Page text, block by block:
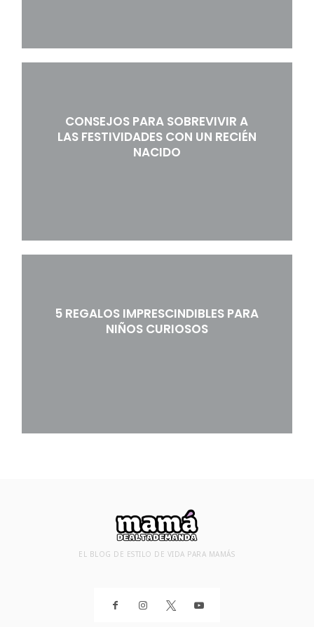
CONSEJOS PARA SOBREVIVIR A
LAS FESTIVIDADES CON UN RECIÉN
NACIDO
5 REGALOS IMPRESCINDIBLES PARA
NIÑOS CURIOSOS
EL BLOG DE ESTILO DE VIDA PARA MAMÁS